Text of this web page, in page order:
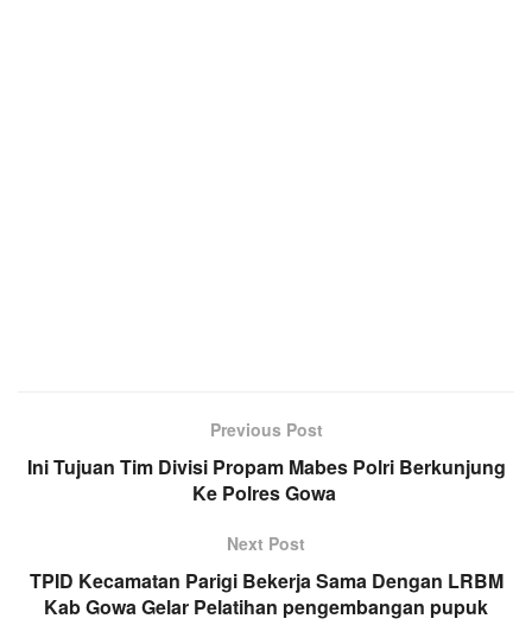
Previous Post
Ini Tujuan Tim Divisi Propam Mabes Polri Berkunjung
Ke Polres Gowa
Next Post
TPID Kecamatan Parigi Bekerja Sama Dengan LRBM
Kab Gowa Gelar Pelatihan pengembangan pupuk